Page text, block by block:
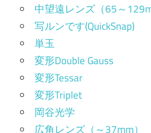
中望遠レンズ（65～
写ルンです(QuickSnap)
単玉
変形Double Gauss
変形Tessar
変形Triplet
岡谷光学
広角レンズ（～37mm）